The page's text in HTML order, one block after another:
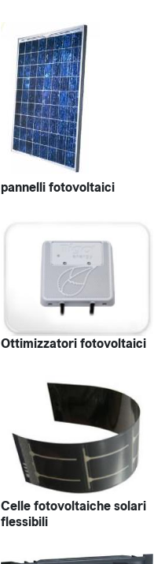
pannelli fotovoltaici
Ottimizzatori fotovoltaici
Celle fotovoltaiche solari
flessibili